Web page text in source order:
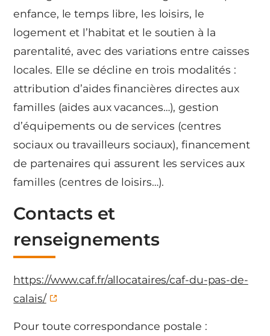
enfance, le temps libre, les loisirs, le
logement et l’habitat et le soutien à la
parentalité, avec des variations entre caisses
locales. Elle se décline en trois modalités :
attribution d’aides financières directes aux
familles (aides aux vacances…), gestion
d’équipements ou de services (centres
sociaux ou travailleurs sociaux), financement
de partenaires qui assurent les services aux
familles (centres de loisirs…).
Contacts et
renseignements
https://www.caf.fr/allocataires/caf-du-pas-de-
calais/
Pour toute correspondance postale :